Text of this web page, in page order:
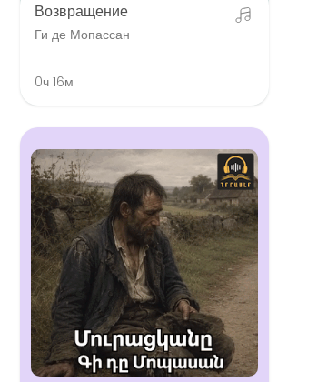
Возвращение
Ги де Мопассан
0ч 16м